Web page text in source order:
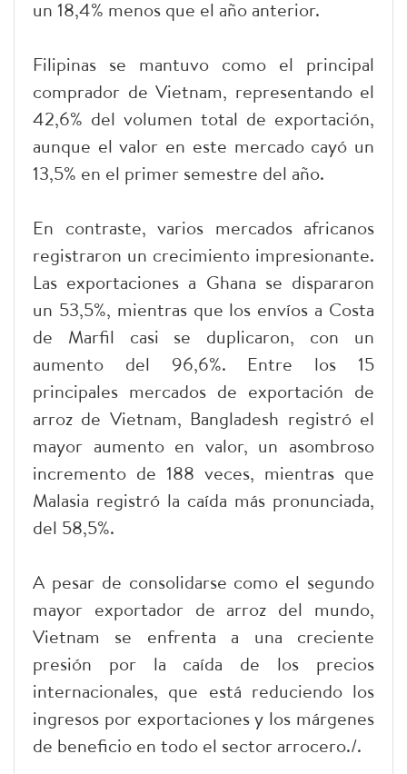
un 18,4% menos que el año anterior.
Filipinas se mantuvo como el principal
comprador de Vietnam, representando el
42,6% del volumen total de exportación,
aunque el valor en este mercado cayó un
13,5% en el primer semestre del año.
En contraste, varios mercados africanos
registraron un crecimiento impresionante.
Las exportaciones a Ghana se dispararon
un 53,5%, mientras que los envíos a Costa
de Marfil casi se duplicaron, con un
aumento del 96,6%. Entre los 15
principales mercados de exportación de
arroz de Vietnam, Bangladesh registró el
mayor aumento en valor, un asombroso
incremento de 188 veces, mientras que
Malasia registró la caída más pronunciada,
del 58,5%.
A pesar de consolidarse como el segundo
mayor exportador de arroz del mundo,
Vietnam se enfrenta a una creciente
presión por la caída de los precios
internacionales, que está reduciendo los
ingresos por exportaciones y los márgenes
de beneficio en todo el sector arrocero./.